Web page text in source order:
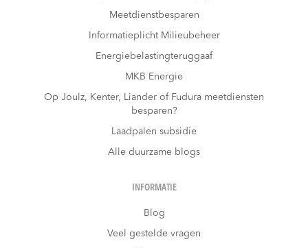
Meetdienstbesparen
Informatieplicht Milieubeheer
Energiebelastingteruggaaf
MKB Energie
Op Joulz, Kenter, Liander of Fudura meetdiensten
besparen?
Laadpalen subsidie
Alle duurzame blogs
INFORMATIE
Blog
Veel gestelde vragen